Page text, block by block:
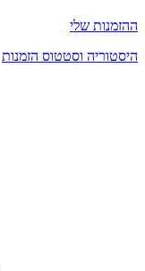
ההזמנות שלי
היסטוריה וסטטוס הזמנות